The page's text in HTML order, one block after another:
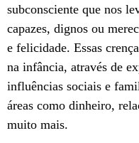
subconsciente que nos
capazes, dignos ou
e felicidade. Essas
na infância, através de
influências sociais e
áreas como dinheiro,
muito mais.